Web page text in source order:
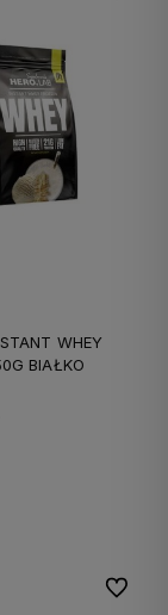
WHEY
BIAŁKO
Do